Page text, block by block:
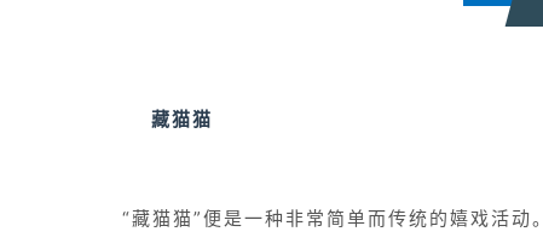
藏猫猫
“藏猫猫”便是一种非常简单而传统的嬉戏活动。